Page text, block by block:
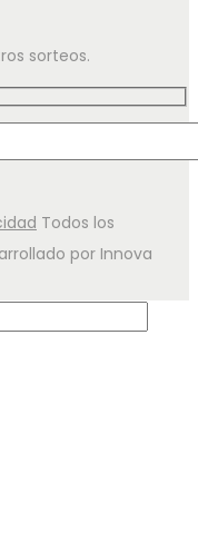
sorteos.
Todos los
por Innova